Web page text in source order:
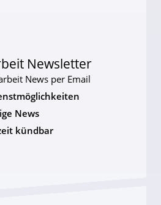
Newsletter
News per Email
News
kündbar